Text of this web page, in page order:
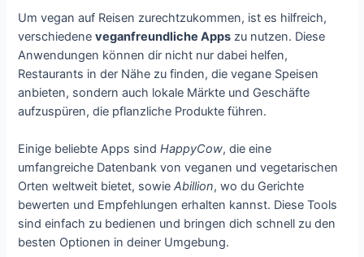
Um vegan auf Reisen zurechtzukommen, ist es hilfreich,
verschiedeneveganfreundliche Apps zu nutzen. Diese
Anwendungen können dir nicht nur dabei helfen,
Restaurants in der Nähe zu finden, die vegane Speisen
anbieten, sondern auch lokale Märkte und Geschäfte
aufzuspüren, die pflanzliche Produkte führen.
Einige beliebte Apps sindHappyCow, die eine
umfangreiche Datenbank von veganen und vegetarischen
Orten weltweit bietet, sowieAbillion, wo du Gerichte
bewerten und Empfehlungen erhalten kannst. Diese Tools
sind einfach zu bedienen und bringen dich schnell zu den
besten Optionen in deiner Umgebung.